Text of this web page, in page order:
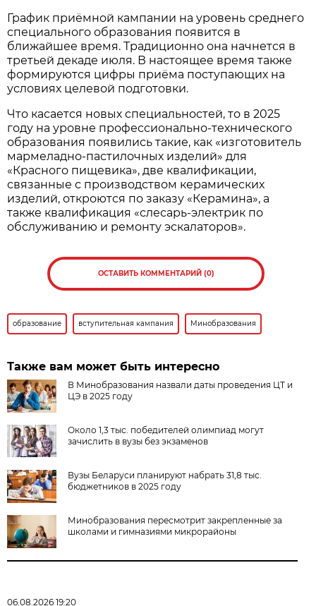
График приёмной кампании на уровень среднего
специального образования появится в
ближайшее время. Традиционно она начнется в
третьей декаде июля. В настоящее время также
формируются цифры приёма поступающих на
условиях целевой подготовки.
Что касается новых специальностей, то в 2025
году на уровне профессионально-технического
образования появились такие, как «изготовитель
мармеладно-пастилочных изделий» для
«Красного пищевика», две квалификации,
связанные с производством керамических
изделий, откроются по заказу «Керамина», а
также квалификация «слесарь-электрик по
обслуживанию и ремонту эскалаторов».
ОСТАВИТЬ КОММЕНТАРИЙ (0)
образование вступительная кампания Минобразования
Также вам может быть интересно
В Минобразования назвали даты проведения ЦТ и
ЦЭ в 2025 году
Около 1,3 тыс. победителей олимпиад могут
зачислить в вузы без экзаменов
Вузы Беларуси планируют набрать 31,8 тыс.
бюджетников в 2025 году
Минобразования пересмотрит закрепленные за
школами и гимназиями микрорайоны
06.08.2026 19:20